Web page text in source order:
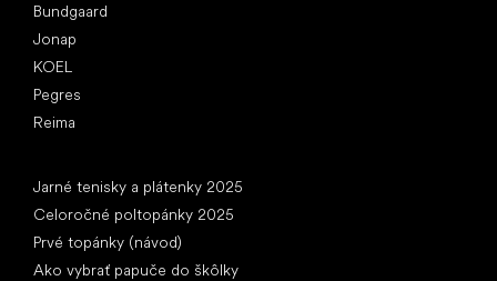
Bundgaard
Jonap
KOEL
Pegres
Reima
Jarné tenisky a plátenky 2025
Celoročné poltopánky 2025
Prvé topánky (návod)
Ako vybrať papuče do škôlky